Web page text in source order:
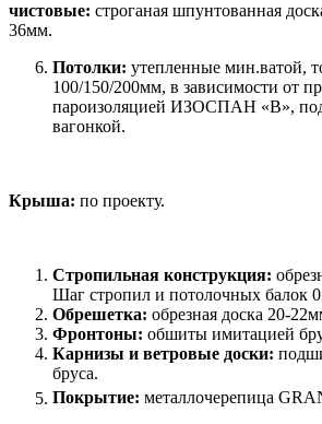
чистовые: строганая шпунтованная
36мм.
Потолки: утепленные мин.ватой,
100/150/200мм, в зависимости от
пароизоляцией ИЗОСПАН «В»,
вагонкой.
Крыша: по проекту.
Стропильная конструкция:
Шаг стропил и потолочных балок
Обрешетка: обрезная доска 20-
Фронтоны: обшиты имитацией
Карнизы и ветровые доски:
бруса.
Покрытие: металлочерепица